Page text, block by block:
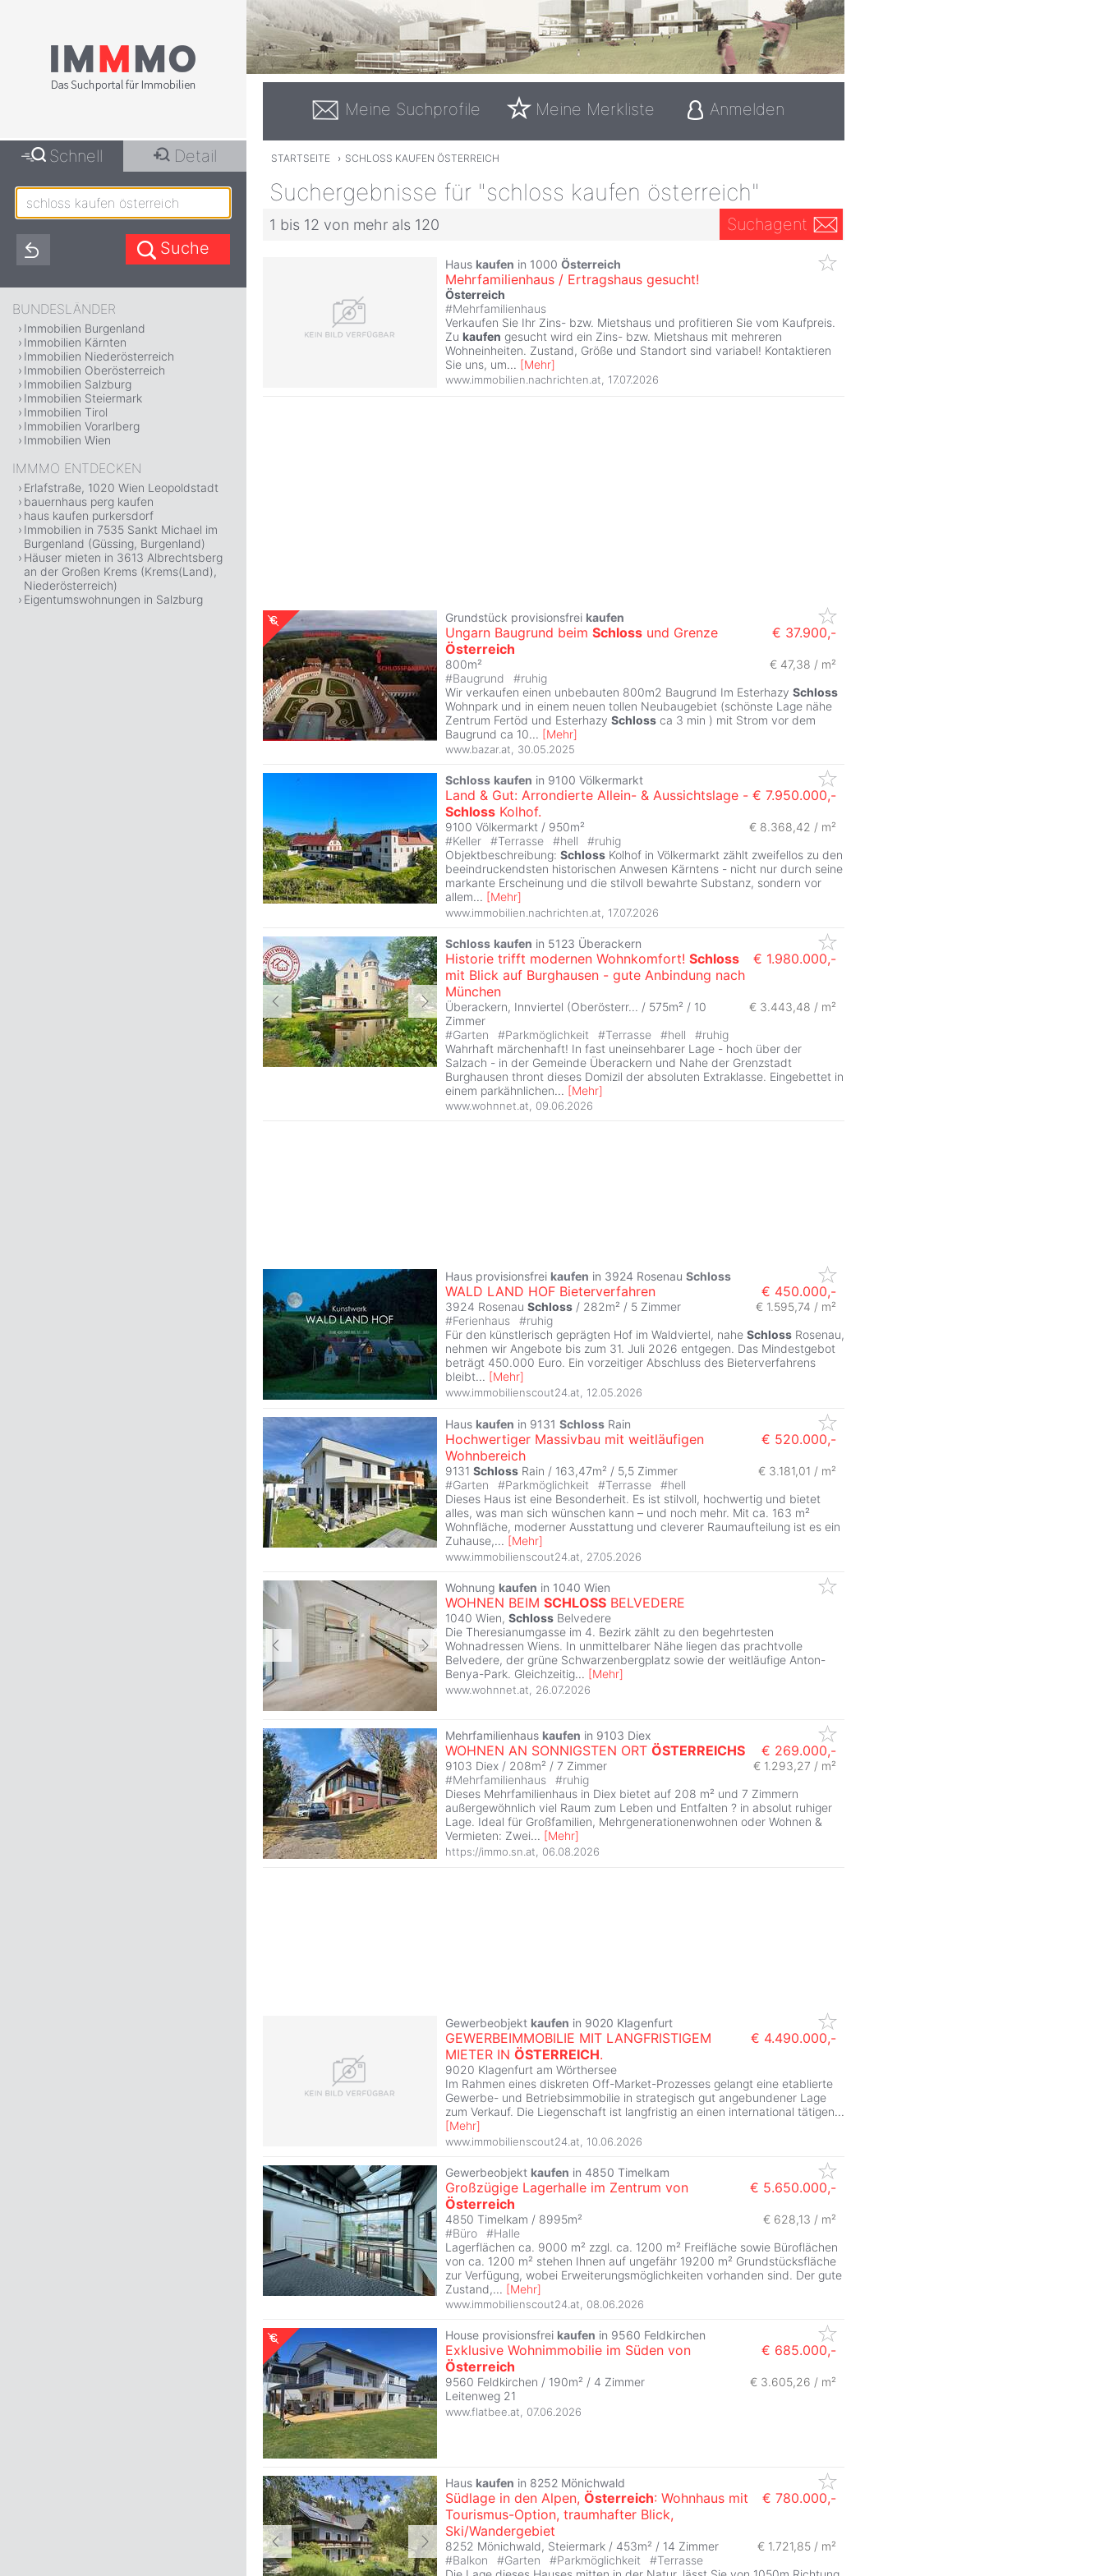
Meine Suchprofile Meine Merkliste Anmelden
STARTSEITE › SCHLOSS KAUFEN ÖSTERREICH
Suchergebnisse für "schloss kaufen österreich"
1 bis 12 von mehr als 120 Suchagent
Haus kaufen in 1000 Österreich
Mehrfamilienhaus / Ertragshaus gesucht!
Österreich
#Mehrfamilienhaus
Verkaufen Sie Ihr Zins- bzw. Mietshaus und profitieren Sie vom Kaufpreis.
Zu kaufen gesucht wird ein Zins- bzw. Mietshaus mit mehreren
Wohneinheiten. Zustand, Größe und Standort sind variabel! Kontaktieren
Sie uns, um... [Mehr]
www.immobilien.nachrichten.at 17.07.2026
Grundstück provisionsfrei kaufen
Ungarn Baugrund beim Schloss und Grenze
Österreich
€ 37.900,-
800m²
€ 47,38 / m²
#Baugrund #ruhig
Wir verkaufen einen unbebauten 800m2 Baugrund Im Esterhazy Schloss
Wohnpark und in einem neuen tollen Neubaugebiet (schönste Lage nähe
Zentrum Fertöd und Esterhazy Schloss ca 3 min ) mit Strom vor dem
Baugrund ca 10... [Mehr]
www.bazar.at 30.05.2025
Schloss kaufen in 9100 Völkermarkt
Land & Gut: Arrondierte Allein- & Aussichtslage -
Schloss Kolhof.
€ 7.950.000,-
9100 Völkermarkt / 950m²
€ 8.368,42 / m²
#Keller #Terrasse #hell #ruhig
Objektbeschreibung: Schloss Kolhof in Völkermarkt zählt zweifellos zu den
beeindruckendsten historischen Anwesen Kärntens - nicht nur durch seine
markante Erscheinung und die stilvoll bewahrte Substanz, sondern vor
allem... [Mehr]
www.immobilien.nachrichten.at 17.07.2026
Schloss kaufen in 5123 Überackern
Historie trifft modernen Wohnkomfort! Schloss
mit Blick auf Burghausen - gute Anbindung nach
München
€ 1.980.000,-
Überackern, Innviertel (Oberösterr... / 575m² / 10
Zimmer
€ 3.443,48 / m²
#Garten #Parkmöglichkeit #Terrasse #hell #ruhig
Wahrhaft märchenhaft! In fast uneinsehbarer Lage - hoch über der
Salzach - in der Gemeinde Überackern und Nahe der Grenzstadt
Burghausen thront dieses Domizil der absoluten Extraklasse. Eingebettet in
einem parkähnlichen... [Mehr]
www.wohnnet.at, 09.06.2026
Haus provisionsfrei kaufen in 3924 Rosenau Schloss
WALD LAND HOF Bieterverfahren € 450.000,-
3924 Rosenau Schloss / 282m² / 5 Zimmer
€ 1.595,74 / m²
#Ferienhaus #ruhig
Für den künstlerisch geprägten Hof im Waldviertel, nahe Schloss Rosenau,
nehmen wir Angebote bis zum 31. Juli 2026 entgegen. Das Mindestgebot
beträgt 450.000 Euro. Ein vorzeitiger Abschluss des Bieterverfahrens
bleibt... [Mehr]
www.immobilienscout24.at 12.05.2026
Haus kaufen in 9131 Schloss Rain
Hochwertiger Massivbau mit weitläufigen
Wohnbereich
€ 520.000,-
9131 Schloss Rain / 163,47m² / 5,5 Zimmer
€ 3.181,01 / m²
#Garten #Parkmöglichkeit #Terrasse #hell
Dieses Haus ist eine Besonderheit. Es ist stilvoll, hochwertig und bietet
alles, was man sich wünschen kann – und noch mehr. Mit ca. 163 m²
Wohnfläche, moderner Ausstattung und cleverer Raumaufteilung ist es ein
Zuhause,... [Mehr]
www.immobilienscout24.at 27.05.2026
Wohnung kaufen in 1040 Wien
WOHNEN BEIM SCHLOSS BELVEDERE
1040 Wien, Schloss Belvedere
Die Theresianumgasse im 4. Bezirk zählt zu den begehrtesten
Wohnadressen Wiens. In unmittelbarer Nähe liegen das prachtvolle
Belvedere, der grüne Schwarzenbergplatz sowie der weitläufige Anton-
Benya-Park. Gleichzeitig... [Mehr]
www.wohnnet.at 26.07.2026
Mehrfamilienhaus kaufen in 9103 Diex
WOHNEN AN SONNIGSTEN ORT ÖSTERREICHS € 269.000,-
9103 Diex / 208m² / 7 Zimmer
€ 1.293,27 / m²
#Mehrfamilienhaus #ruhig
Dieses Mehrfamilienhaus in Diex bietet auf 208 m² und 7 Zimmern
außergewöhnlich viel Raum zum Leben und Entfalten ? in absolut ruhiger
Lage. Ideal für Großfamilien, Mehrgenerationenwohnen oder Wohnen &
Vermieten: Zwei... [Mehr]
https://immo.sn.at 06.08.2026
Gewerbeobjekt kaufen in 9020 Klagenfurt
GEWERBEIMMOBILIE MIT LANGFRISTIGEM
MIETER IN ÖSTERREICH.
€ 4.490.000,-
9020 Klagenfurt am Wörthersee
Im Rahmen eines diskreten Off-Market-Prozesses gelangt eine etablierte
Gewerbe- und Betriebsimmobilie in strategisch gut angebundener Lage
zum Verkauf. Die Liegenschaft ist langfristig an einen international tätigen...
[Mehr]
www.immobilienscout24.at 10.06.2026
Gewerbeobjekt kaufen in 4850 Timelkam
Großzügige Lagerhalle im Zentrum von
Österreich
€ 5.650.000,-
4850 Timelkam / 8995m²
€ 628,13 / m²
#Büro #Halle
Lagerflächen ca. 9000 m² zzgl. ca. 1200 m² Freifläche sowie Büroflächen
von ca. 1200 m² stehen Ihnen auf ungefähr 19200 m² Grundstücksfläche
zur Verfügung, wobei Erweiterungsmöglichkeiten vorhanden sind. Der gute
Zustand,... [Mehr]
www.immobilienscout24.at 08.06.2026
House provisionsfrei kaufen in 9560 Feldkirchen
Exklusive Wohnimmobilie im Süden von
Österreich
€ 685.000,-
9560 Feldkirchen / 190m² / 4 Zimmer
€ 3.605,26 / m²
Leitenweg 21
www.flatbee.at 07.06.2026
Haus kaufen in 8252 Mönichwald
Südlage in den Alpen, Österreich: Wohnhaus mit
Tourismus-Option, traumhafter Blick,
Ski/Wandergebiet
€ 780.000,-
8252 Mönichwald, Steiermark / 453m² / 14 Zimmer € 1.721,85 / m²
#Balkon #Garten #Parkmöglichkeit #Terrasse
Schnell Detail
BUNDESLÄNDER
Immobilien Burgenland
Immobilien Kärnten
Immobilien Niederösterreich
Immobilien Oberösterreich
Immobilien Salzburg
Immobilien Steiermark
Immobilien Tirol
Immobilien Vorarlberg
Immobilien Wien
IMMMO ENTDECKEN
Erlafstraße, 1020 Wien Leopoldstadt
bauernhaus perg kaufen
haus kaufen purkersdorf
Immobilien in 7535 Sankt Michael im
Burgenland (Güssing, Burgenland)
Häuser mieten in 3613 Albrechtsberg
an der Großen Krems (Krems(Land),
Niederösterreich)
Eigentumswohnungen in Salzburg